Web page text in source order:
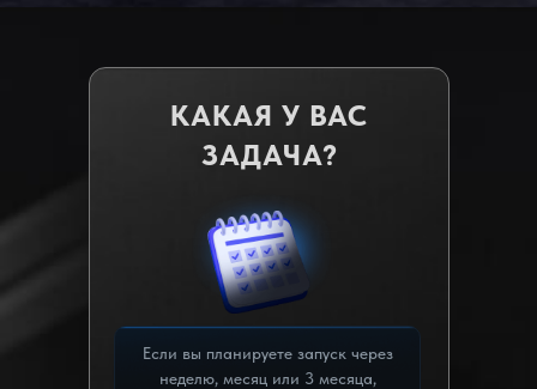
КАКАЯ У ВАС
ЗАДАЧА?
Если вы планируете запуск через
неделю, месяц или 3 месяца,